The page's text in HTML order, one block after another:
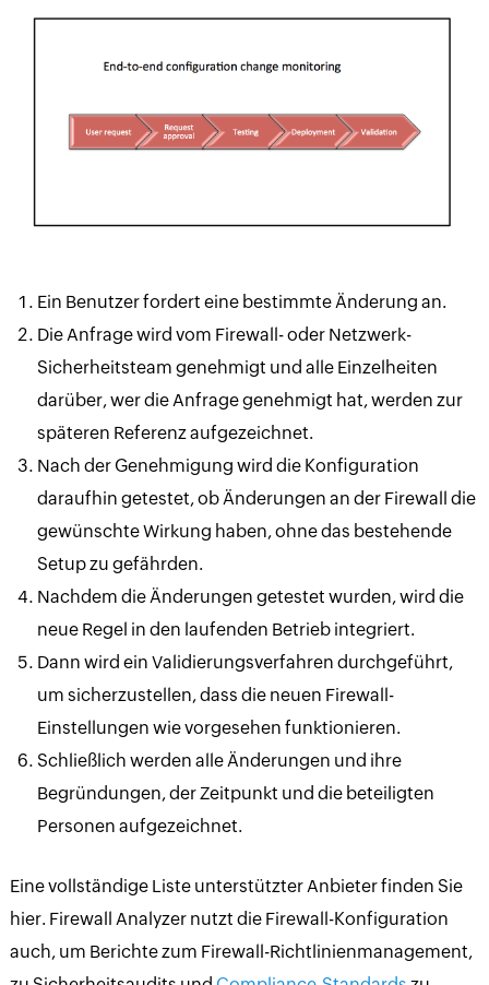
Ein Benutzer fordert eine bestimmte Änderung an.
Die Anfrage wird vom Firewall- oder Netzwerk-
Sicherheitsteam genehmigt und alle Einzelheiten
darüber, wer die Anfrage genehmigt hat, werden zur
späteren Referenz aufgezeichnet.
Nach der Genehmigung wird die Konﬁguration
daraufhin getestet, ob Änderungen an der Firewall die
gewünschte Wirkung haben, ohne das bestehende
Setup zu gefährden.
Nachdem die Änderungen getestet wurden, wird die
neue Regel in den laufenden Betrieb integriert.
Dann wird ein Validierungsverfahren durchgeführt,
um sicherzustellen, dass die neuen Firewall-
Einstellungen wie vorgesehen funktionieren.
Schließlich werden alle Änderungen und ihre
Begründungen, der Zeitpunkt und die beteiligten
Personen aufgezeichnet.
Eine vollständige Liste unterstützter Anbieter finden Sie
hier. Firewall Analyzer nutzt die Firewall-Konfiguration
auch, um Berichte zum Firewall-Richtlinienmanagement,